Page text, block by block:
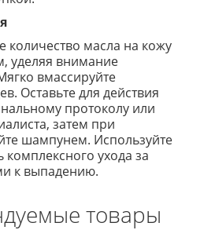
количество масла на кожу
уделяя внимание
вмассируйте
Оставьте для действия
протоколу или
затем при
шампунем. Используйте
комплексного ухода за
к выпадению.
товары